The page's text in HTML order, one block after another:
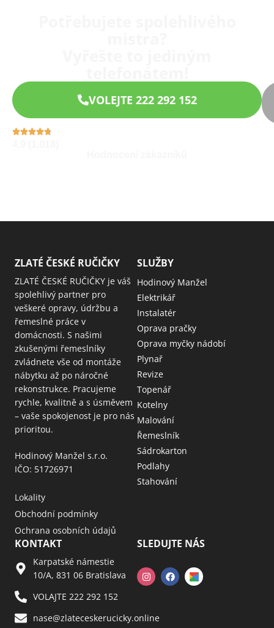
VOLEJTE 222 292 152
ZLATÉ ČESKÉ RUČIČKY
ZLATÉ ČESKÉ RUČIČKY je váš
spolehlivý partner pro
veškeré opravy, údržbu a
řemeslné práce v
domácnosti. S našimi
zkušenými řemeslníky
zvládnete vše od montáže
nábytku až po náročné
rekonstrukce. Pracujeme
rychle, kvalitně a s úsměvem
– vaše spokojenost je pro nás
prioritou.
Hodinový Manžel s.r.o.
IČO: 51726971
Lokality
Obchodní podmínky
Ochrana osobních údajů
SLUŽBY
Hodinový Manžel
Elektrikář
Instalatér
Oprava pračky
Oprava myčky nádobí
Plynař
Revize
Topenář
Kotelny
Malování
Řemeslník
Sádrokarton
Podlahy
Stahování
KONTAKT
Karpatské námestie
10/A, 831 06 Bratislava
VOLAJTE 222 292 152
nase@zlateceskerucicky.online
SLEDUJTE NÁS